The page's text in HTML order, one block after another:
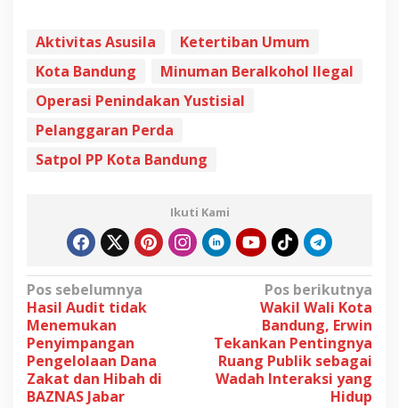
Aktivitas Asusila
Ketertiban Umum
Kota Bandung
Minuman Beralkohol Ilegal
Operasi Penindakan Yustisial
Pelanggaran Perda
Satpol PP Kota Bandung
Ikuti Kami
N
a
v
i
g
Pos sebelumnya
Hasil Audit tidak
Menemukan
Penyimpangan
Pengelolaan Dana
Zakat dan Hibah di
BAZNAS Jabar
Pos berikutnya
Wakil Wali Kota
Bandung, Erwin
Tekankan Pentingnya
Ruang Publik sebagai
Wadah Interaksi yang
Hidup